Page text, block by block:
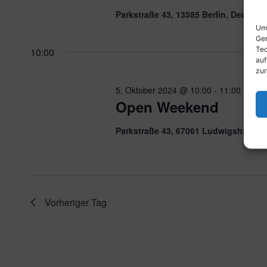
Parkstraße 43, 13585 Berlin,
10:00
Open Weekend
5. Oktober 2024 @ 10:00 - 11:00
Parkstraße 43, 67061 Ludwigshafen
Vorheriger Tag